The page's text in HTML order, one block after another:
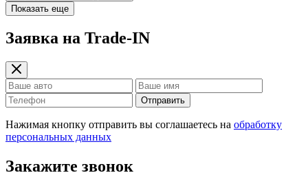
Показать еще
Заявка на Trade-IN
Отправить
Нажимая кнопку отправить вы соглашаетесь на обработку
персональных данных
Закажите звонок